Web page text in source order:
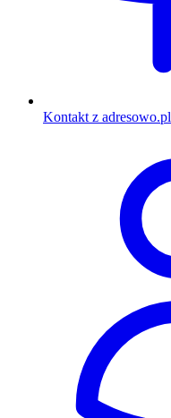
Kontakt z adresowo.pl